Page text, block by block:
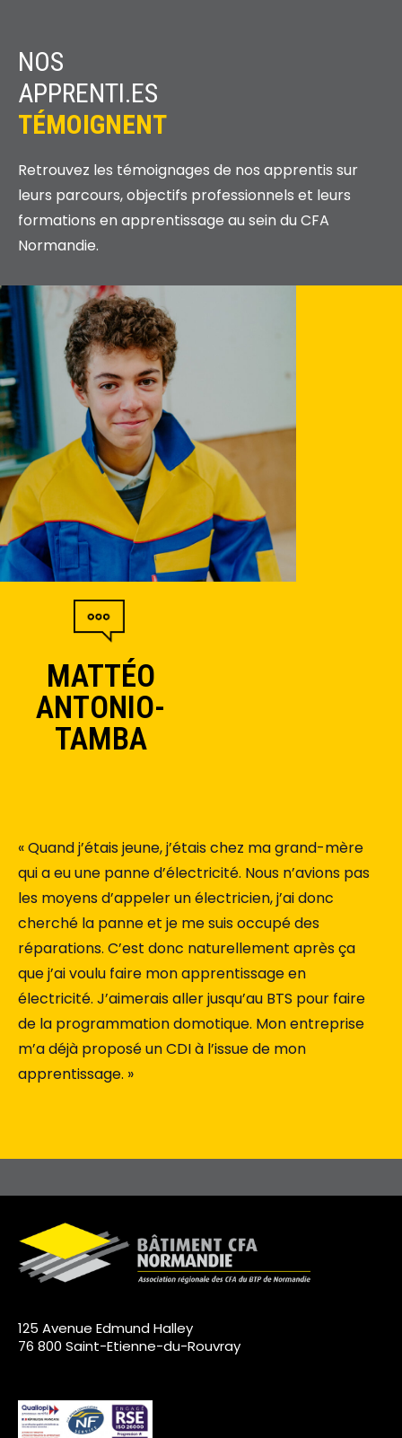
NOS
APPRENTI.ES
TÉMOIGNENT
Retrouvez les témoignages de nos apprentis sur
leurs parcours, objectifs professionnels et leurs
formations en apprentissage au sein du CFA
Normandie.
MATTÉO
ANTONIO-
TAMBA
« Quand j’étais jeune, j’étais chez ma grand-mère
qui a eu une panne d’électricité. Nous n’avions pas
les moyens d’appeler un électricien, j’ai donc
cherché la panne et je me suis occupé des
réparations. C’est donc naturellement après ça
que j’ai voulu faire mon apprentissage en
électricité. J’aimerais aller jusqu’au BTS pour faire
de la programmation domotique. Mon entreprise
m’a déjà proposé un CDI à l’issue de mon
apprentissage. »
125 Avenue Edmund Halley
76 800 Saint-Etienne-du-Rouvray